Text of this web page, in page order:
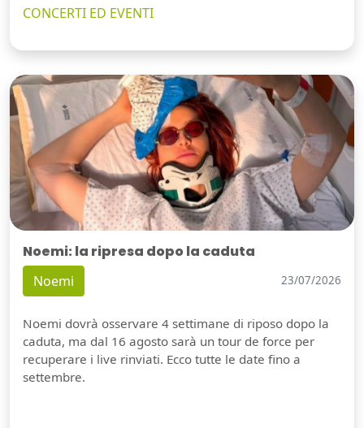
CONCERTI ED EVENTI
Noemi: la ripresa dopo la caduta
Noemi 23/07/2026
Noemi dovrà osservare 4 settimane di riposo dopo la
caduta, ma dal 16 agosto sarà un tour de force per
recuperare i live rinviati. Ecco tutte le date fino a
settembre.